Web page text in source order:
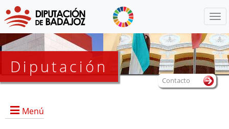
Diputación
Menú
Contacto